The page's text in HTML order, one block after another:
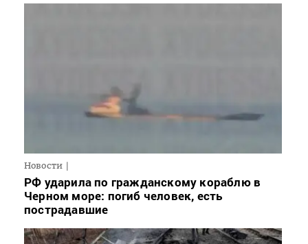
Новости
РФ ударила по гражданскому кораблю в
Черном море: погиб человек, есть
пострадавшие